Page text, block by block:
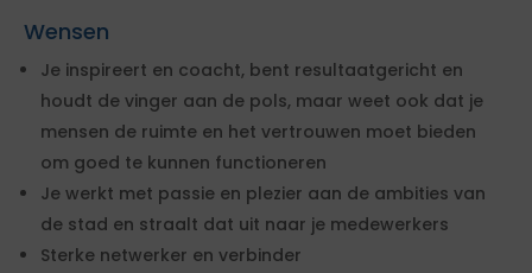
Wensen
Je inspireert en coacht, bent resultaatgericht en
houdt de vinger aan de pols, maar weet ook dat je
mensen de ruimte en het vertrouwen moet bieden
om goed te kunnen functioneren
Je werkt met passie en plezier aan de ambities van
de stad en straalt dat uit naar je medewerkers
Sterke netwerker en verbinder